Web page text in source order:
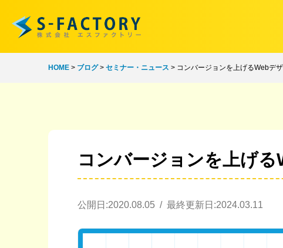
HOME > ブログ> セミナー・ニュース > コンバージョンを上げるWebデ
コンバージョンを上げ
公開日:2020.08.05 / 最終更新日:2024.03.11